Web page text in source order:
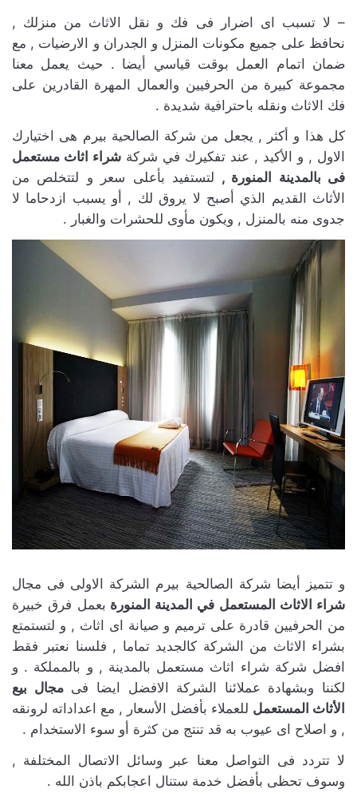
– لا تسبب اى اضرار فى فك و نقل الاثاث من منزلك ,
نحافظ على جميع مكونات المنزل و الجدران و الارضيات , مع
ضمان اتمام العمل بوقت قياسي أيضا . حيث يعمل معنا
مجموعة كبيرة من الحرفيين والعمال المهرة القادرين على
فك الاثاث ونقله باحترافية شديدة .
كل هذا و أكثر , يجعل من شركة الصالحية بيرم هى اختيارك
الاول , و الأكيد , عند تفكيرك في شركة شراء اثاث مستعمل
فى بالمدينة المنورة , لتستفيد بأعلى سعر و لتتخلص من
الأثاث القديم الذي أصبح لا يروق لك , أو يسبب ازدحاما لا
جدوى منه بالمنزل , ويكون مأوى للحشرات والغبار .
و تتميز أيضا شركة الصالحية بيرم الشركة الاولى فى مجال
شراء الاثاث المستعمل في المدينة المنورة بعمل فرق خبيرة
من الحرفيين قادرة على ترميم و صيانة اى اثاث , و لتستمتع
بشراء الاثاث من الشركة كالجديد تماما , فلسنا نعتبر فقط
افضل شركة شراء اثاث مستعمل بالمدينة , و بالمملكة . و
لكننا وبشهادة عملائنا الشركة الافضل ايضا فىمجال بيع
الأثاث المستعمل للعملاء بأفضل الأسعار , مع اعداداته لرونقه
, و اصلاح اى عيوب به قد تنتج من كثرة أو سوء الاستخدام .
لا تتردد فى التواصل معنا عبر وسائل الاتصال المختلفة ,
وسوف تحظى بأفضل خدمة ستنال اعجابكم باذن الله .